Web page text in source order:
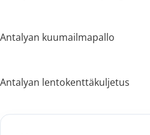
Antalyan kuumailmapallo
Antalyan lentokenttäkuljetus